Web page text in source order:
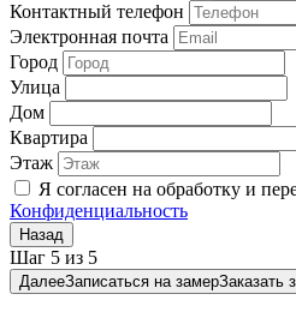
Контактный телефон
Электронная почта
Город
Улица
Дом
Квартира
Этаж
Я согласен на обработку и
Конфиденциальность
Назад
Шаг 5 из 5
ДалееЗаписаться на замерЗаказать